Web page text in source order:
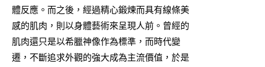
體反應。而之後，經過精心鍛煉而具有線條美
感的肌肉，則以身體藝術來呈現人前。曾經的
肌肉還只是以希臘神像作為標準，而時代變
遷，不斷追求外觀的強大成為主流價值，於是